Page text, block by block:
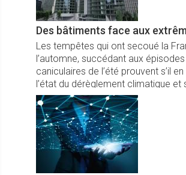
Des bâtiments face aux
Les tempêtes qui ont secoué la
l’automne, succédant aux épisodes
caniculaires de l’été prouvent s’il
l’état du dérèglement climatique et
conséquences.